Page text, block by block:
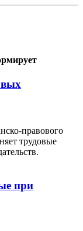
правового
трудовые
при